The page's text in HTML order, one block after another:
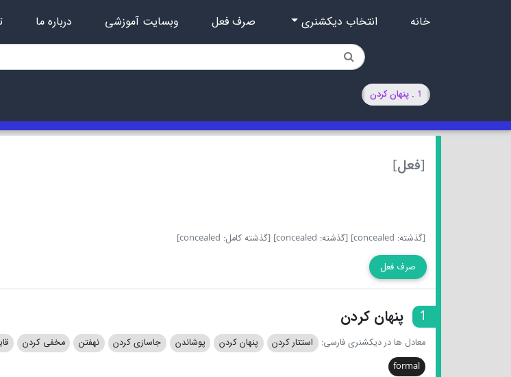
خانه انتخاب دیکشنری صرف فعل وبسایت آموزشی درباره ما
1 . پنهان کردن
[فعل]
[گذشته: concealed]
[گذشته: concealed] [گذشته کامل: concealed]
صرف فعل
1 پنهان کردن
معادل ها در دیکشنری فارسی: استتار کردن پنهان کردن پوشاندن جاسازی کردن نهفتن مخفی کردن
formal